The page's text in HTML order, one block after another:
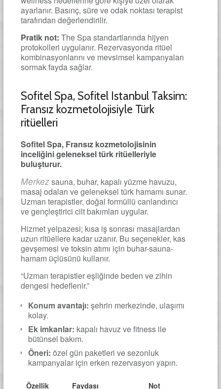
ayarlanır. Basınç, süre ve odak noktası terapist
tarafından değerlendirilir.
Pratik not: The Spa standartlarında hijyen
protokolleri uygulanır. Rezervasyonda ritüel
kombinasyonlarını ve mevsimsel kampanyaları
sormak fayda sağlar.
Sofitel Spa, Sofitel Istanbul Taksim:
Fransız kozmetolojisiyle Türk
ritüelleri
Sofitel Spa, Fransız kozmetolojisinin
inceliğini geleneksel türk ritüelleriyle
buluşturur.
Merkezsauna, buhar, kapalı yüzme havuzu,
masaj odaları ve geleneksel türk hamamı sunar.
Uzman terapistler, doğal formüllü canlandırıcı
ve gençleştirici cilt bakımları uygular.
Hizmet yelpazesi; kısa iş sonrası masajlardan
uzun ritüellere kadar uzanır. Bu seçenekler, kas
gevşemesi ve toksin atımı için buhar-sauna-
hamam üçlüsünü kullanır.
“Uzman terapistler eşliğinde beden ve zihin
dengesi hedeflenir.”
Konum avantajı: şehrin merkezinde, ulaşımı
kolay.
Ek imkanlar: kapalı havuz ve fitness ile
bütünsel bakım.
Öneri: özel gün paketleri ve sezonluk
kampanyalar için erken rezervasyon yapın.
Özellik Faydası Not